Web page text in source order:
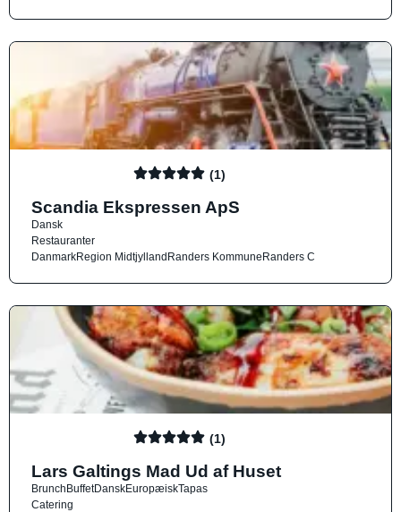
(1)
Scandia Ekspressen ApS
Dansk
Restauranter
DanmarkRegion MidtjyllandRanders KommuneRanders C
(1)
Lars Galtings Mad Ud af Huset
BrunchBuffetDanskEuropæiskTapas
Catering